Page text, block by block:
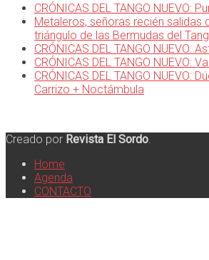
CRÓNICAS DEL TANGO NUEVO:
Metaleros, señoras recién salidas
triángulo de las Bermudas del
CRÓNICAS DEL TANGO NUEVO:
CRÓNICAS DEL TANGO NUEVO:
CRÓNICAS DEL TANGO NUEVO:
Carrizo + Noctámbula
Creado por Revista El Sordo
Home
Agenda
CONTACTO